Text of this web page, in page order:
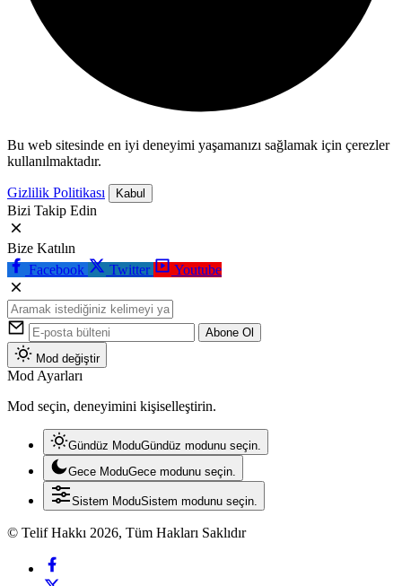
Bu web sitesinde en iyi deneyimi yaşamanızı sağlamak için çerezler
kullanılmaktadır.
Gizlilik Politikası Kabul
Bizi Takip Edin
Bize Katılın
Facebook
Twitter Youtube
Abone Ol
Mod değiştir
Mod Ayarları
Mod seçin, deneyimini kişiselleştirin.
Gündüz ModuGündüz modunu seçin.
Gece ModuGece modunu seçin.
Sistem ModuSistem modunu seçin.
© Telif Hakkı 2026, Tüm Hakları Saklıdır